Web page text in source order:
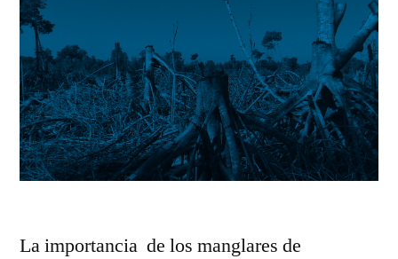
La importancia de los manglares de